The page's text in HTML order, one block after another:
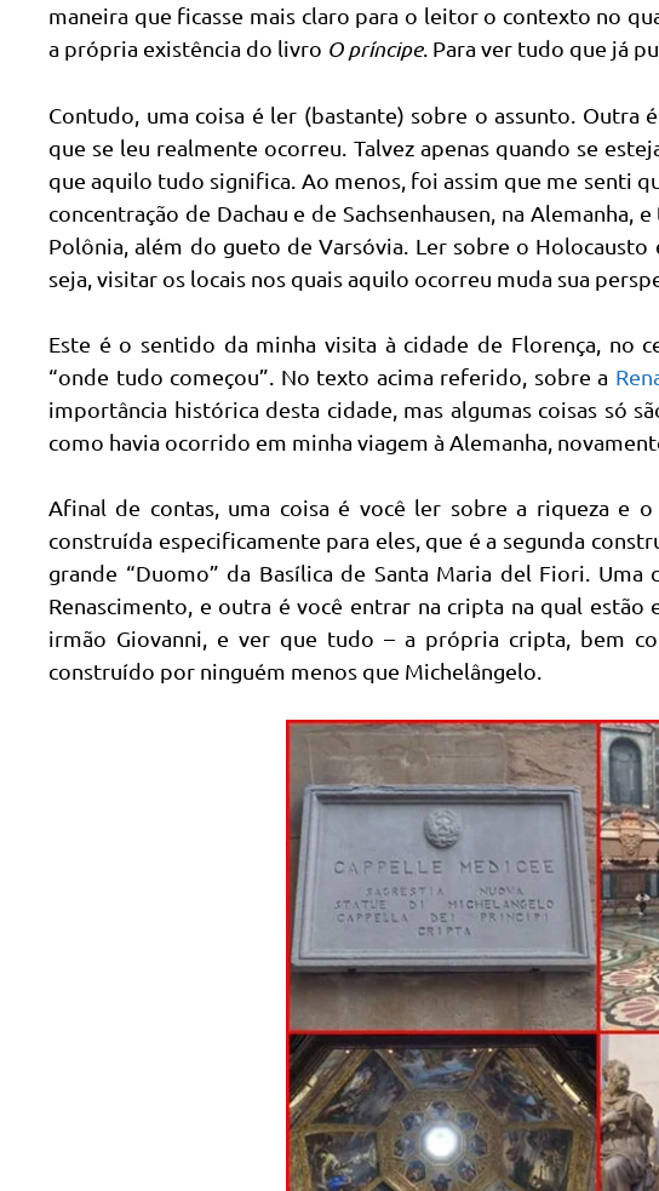
maneira que ficasse mais claro para o leitor o contexto no
a própria existência do livro O príncipe. Para ver tudo que já
Contudo, uma coisa é ler (bastante) sobre o assunto.
que se leu realmente ocorreu. Talvez apenas quando se
que aquilo tudo significa. Ao menos, foi assim que me senti
concentração de Dachau e de Sachsenhausen, na
Polônia, além do gueto de Varsóvia. Ler sobre o
seja, visitar os locais nos quais aquilo ocorreu muda sua
Este é o sentido da minha visita à cidade de Florença, no
“onde tudo começou”. No texto acima referido, sobre a
importância histórica desta cidade, mas algumas coisas só
como havia ocorrido em minha viagem à Alemanha,
Afinal de contas, uma coisa é você ler sobre a riqueza e
construída especificamente para eles, que é a segunda
grande “Duomo” da Basílica de Santa Maria del Fiori.
Renascimento, e outra é você entrar na cripta na qual
irmão Giovanni, e ver que tudo – a própria cripta, bem
construído por ninguém menos que Michelângelo.